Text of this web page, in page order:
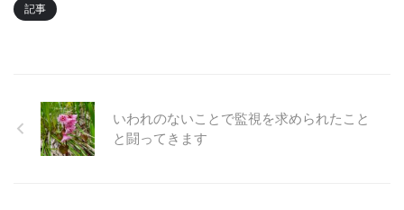
記事
いわれのないことで監視を求められたこと
と闘ってきます